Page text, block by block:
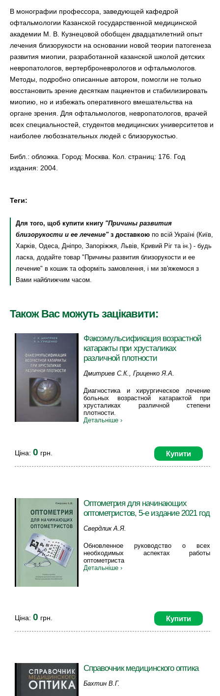
В монографии профессора, заведующей кафедрой
офтальмологии Казанской государственной медицинской
академии М. В. Кузнецовой обобщен двадцатилетний опыт
лечения близорукости на основании новой теории патогенеза
развития миопии, разработанной казанской школой детских
невропатологов, вертерброневрологов и офтальмологов.
Методы, подробно описанные автором, помогли не только
восстановить зрение десяткам пациентов и стабилизировать
миопию, но и избежать оперативного вмешательства на
органе зрения. Для офтальмологов, невропатологов, врачей
всех специальностей, студентов медицинских университетов и
наиболее любознательных людей с близорукостью.
Библ.: обложка. Город: Москва. Кол. страниц: 176. Год
издания: 2004.
Теги:
Для того, щоб купити книгу "Причины развития
близорукости и ее лечение"з доставкою по всій Україні (Київ,
Харків, Одеса, Дніпро, Запоріжжя, Львів, Кривий Ріг та ін.) - будь
ласка, додайте товар "Причины развития близорукости и ее
лечение" в кошик та оформіть замовлення, і ми зв'яжемося з
Вами найближчим часом.
Також Вас можуть зацікавити:
Факоэмульсификация возрастной
катаракты при хрусталиках
различной плотности
Дмитриев C.К., Гриценко Я.А.
Диагностика и хирургическое лечение
больных возрастной катарактой при
хрусталиках различной степени
плотности.
Детальніше ›
Купити
Ціна: 0 грн.
Оптометрия для начинающих
оптометристов, 5-е издание 2021 год
Свердлик А.Я.
Обновленное руководство о всех
необходимых аспектах работы
оптометриста
Детальніше ›
Купити
Ціна: 0 грн.
Справочник медицинского оптика
Бахтин В.Г.